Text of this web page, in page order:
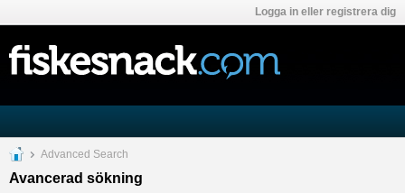
Logga in eller registrera dig
Advanced Search
Avancerad sökning